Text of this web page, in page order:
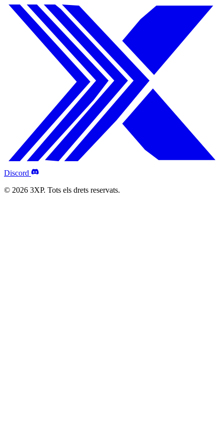
Discord
© 2026 3XP. Tots els drets reservats.